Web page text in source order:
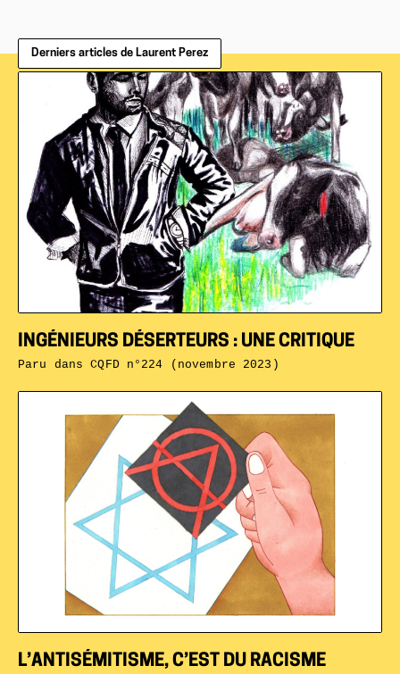
Derniers articles de Laurent Perez
L’ANTISÉMITISME, C’EST DU RACISME
INGÉNIEURS DÉSERTEURS : UNE CRITIQUE
Paru dansCQFD n°224 (novembre 2023)